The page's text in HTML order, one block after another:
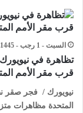
السبت - 1 رجب - 1445هـ / 13 يناير - 2024م / 1:36 صباحًا
تظاهرة في
قرب مقر الأمم
نيويورك / فجر صقر
المتحدة مظاهرات